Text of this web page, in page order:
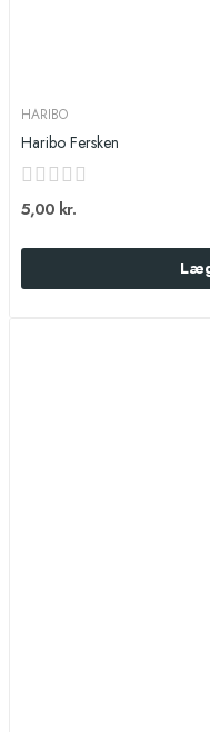
HARIBO
Haribo Fersken
5,00 kr.